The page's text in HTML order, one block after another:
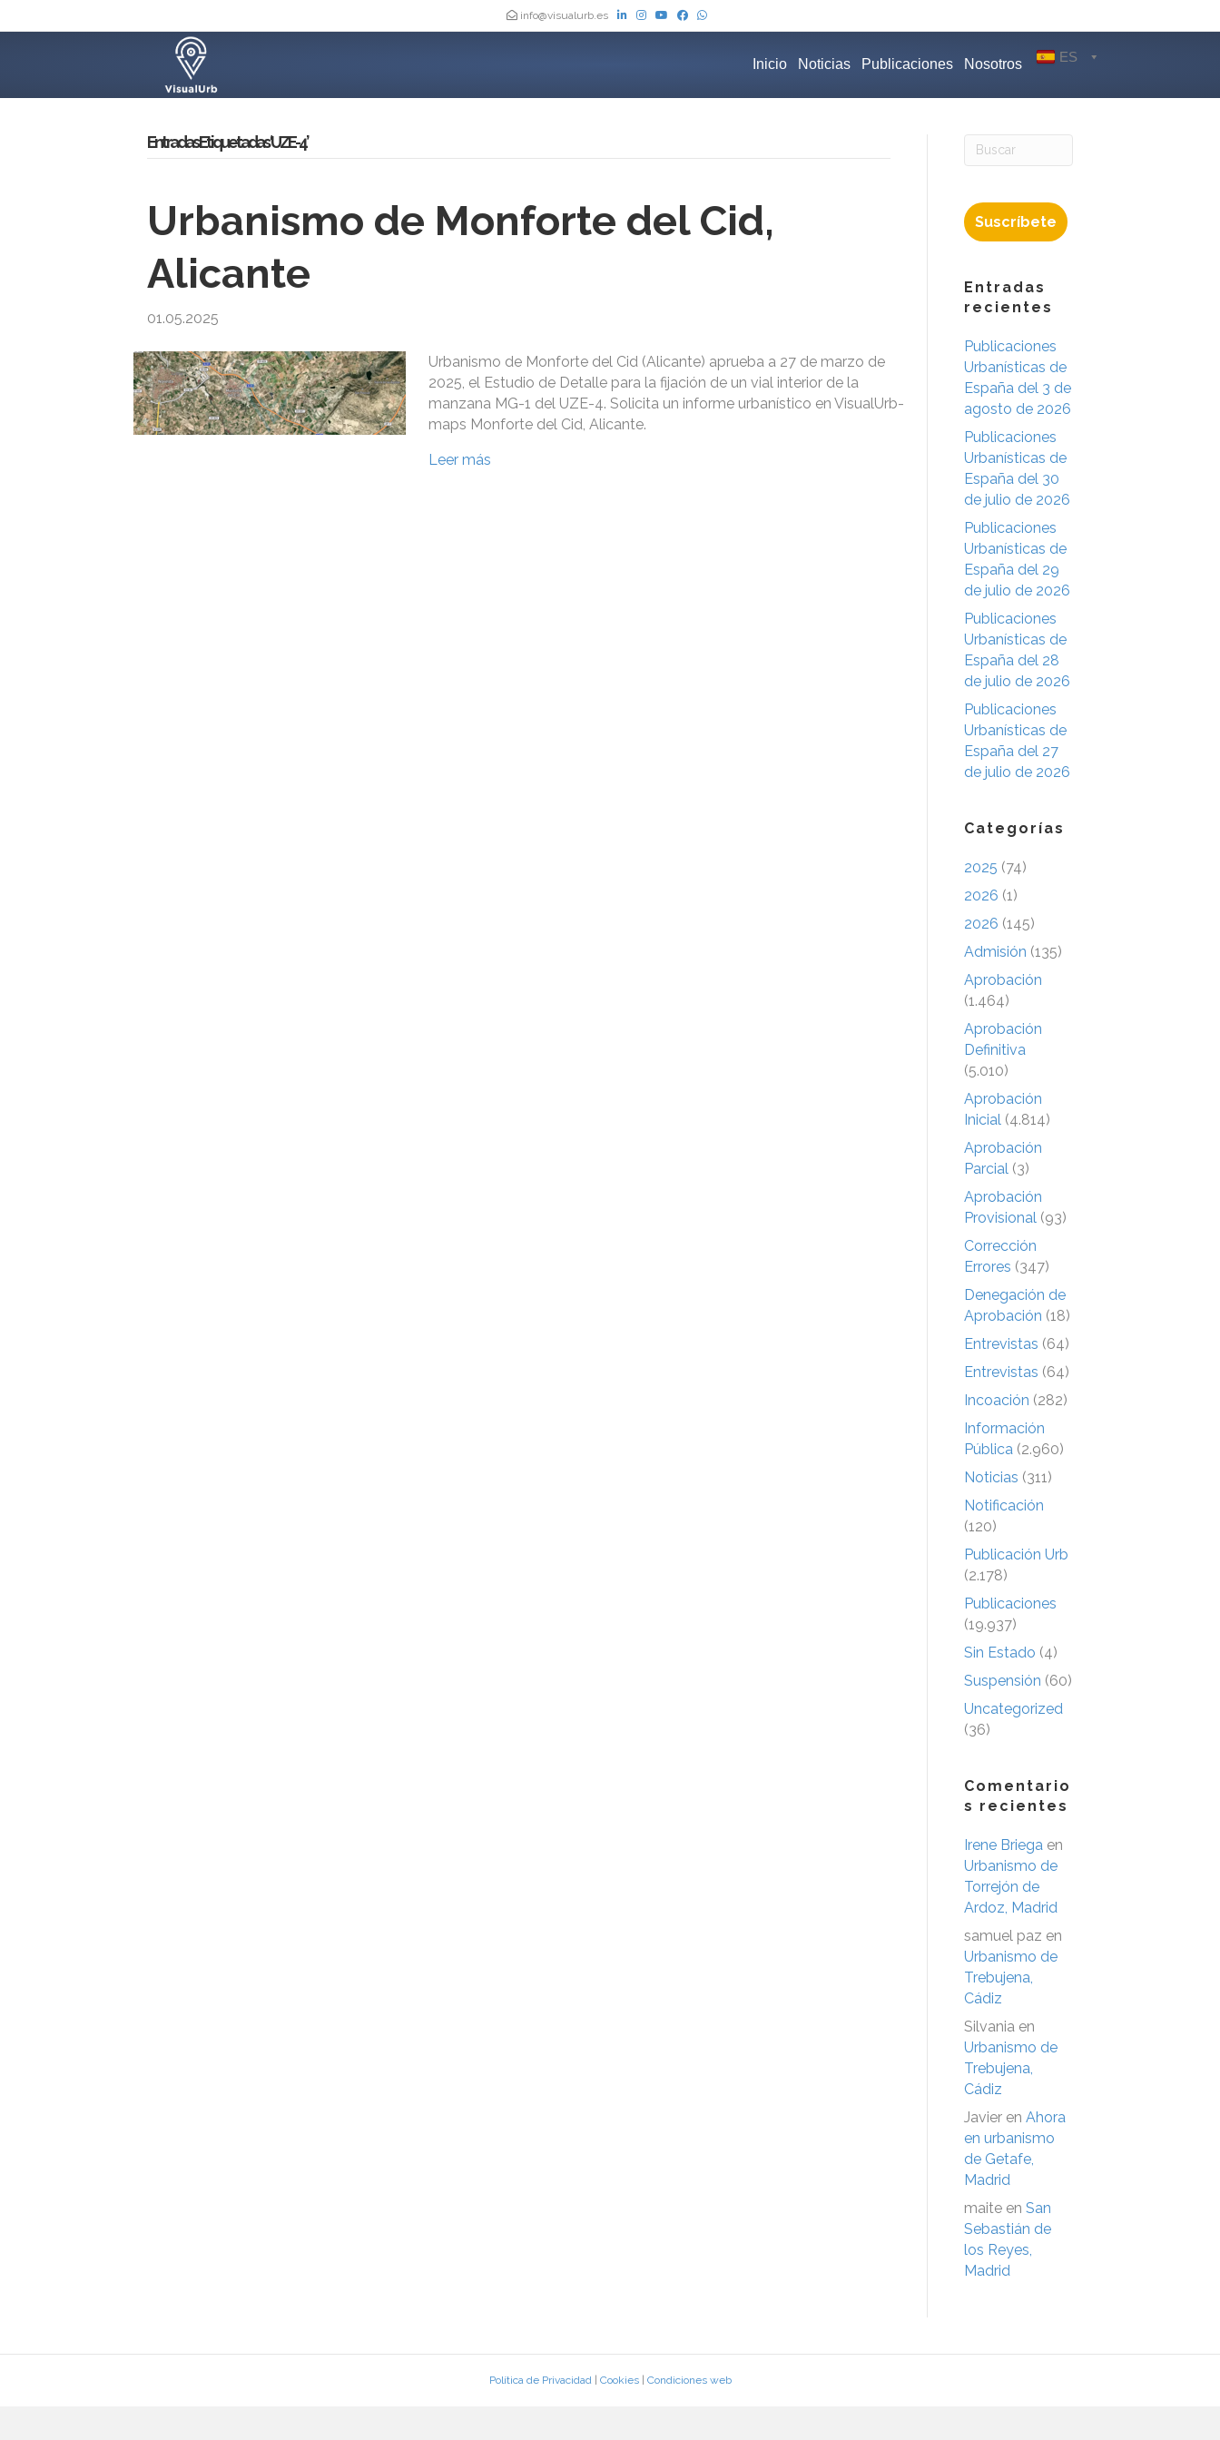
info@visualurb.es
Inicio Noticias Publicaciones Nosotros ES
Entradas Etiquetadas ‘UZE-4’
Urbanismo de Monforte del Cid,
Alicante
01.05.2025
Urbanismo de Monforte del Cid (Alicante) aprueba a 27 de marzo de
2025, el Estudio de Detalle para la fijación de un vial interior de la
manzana MG-1 del UZE-4. Solicita un informe urbanístico en VisualUrb-
maps Monforte del Cid, Alicante.
Leer más
Suscríbete
Entradas
recientes
Publicaciones
Urbanísticas de
España del 3 de
agosto de 2026
Publicaciones
Urbanísticas de
España del 30
de julio de 2026
Publicaciones
Urbanísticas de
España del 29
de julio de 2026
Publicaciones
Urbanísticas de
España del 28
de julio de 2026
Publicaciones
Urbanísticas de
España del 27
de julio de 2026
Categorías
2025 (74)
2026 (1)
2026 (145)
Admisión (135)
Aprobación
(1.464)
Aprobación
Definitiva
(5.010)
Aprobación
Inicial (4.814)
Aprobación
Parcial (3)
Aprobación
Provisional (93)
Corrección
Errores (347)
Denegación de
Aprobación (18)
Entrevistas (64)
Entrevistas (64)
Incoación (282)
Información
Pública (2.960)
Noticias (311)
Notificación
(120)
Publicación Urb
(2.178)
Publicaciones
(19.937)
Sin Estado (4)
Suspensión (60)
Uncategorized
(36)
Comentario
s recientes
Irene Briega en
Urbanismo de
Torrejón de
Ardoz, Madrid
samuel paz en
Urbanismo de
Trebujena,
Cádiz
Silvania en
Urbanismo de
Trebujena,
Cádiz
Javier en Ahora
en urbanismo
de Getafe,
Madrid
maite en San
Sebastián de
los Reyes,
Madrid
Política de Privacidad| Cookies| Condiciones web